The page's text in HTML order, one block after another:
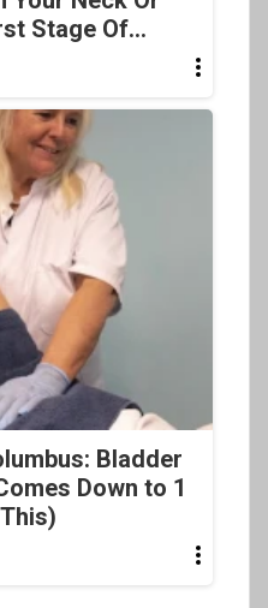
Stage Of...
Bladder
Down to 1